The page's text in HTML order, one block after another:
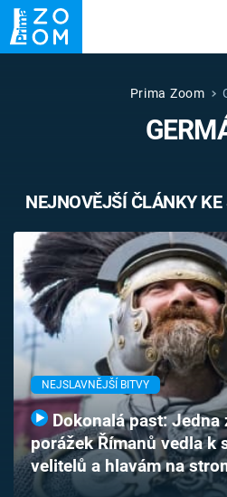
UFO
VETŘELCI DÁVNOVĚKU
Témata
Témata
Pořady
TV Program
Časopis
Sledujte prima+
Prima Zoom
NEJNOVĚJŠÍ ČLÁNKY
NEJSLAVNĚJŠÍ BITVY
Dokonalá past: Jedna
porážek Římanů vedla k
velitelů a hlavám na